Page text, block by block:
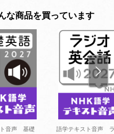
な商品を買っています
音声 基礎
語学テキスト音声